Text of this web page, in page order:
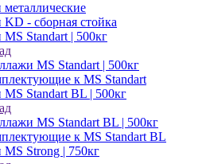
- сборная стойка
Standart | 500кг
MS Standart | 500кг
к MS Standart
Standart BL | 500кг
MS Standart BL | 500кг
к MS Standart BL
Strong | 750кг